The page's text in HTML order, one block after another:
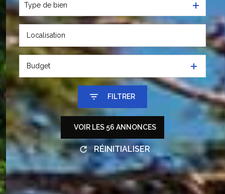
Type de bien
Budget
FILTRER
VOIR LES 56 ANNONCES
RÉINITIALISER